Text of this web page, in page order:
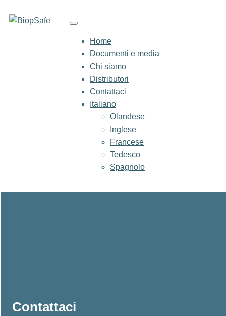
Home
Documenti e media
Chi siamo
Distributori
Contattaci
Italiano
Olandese
Inglese
Francese
Tedesco
Spagnolo
Contattaci